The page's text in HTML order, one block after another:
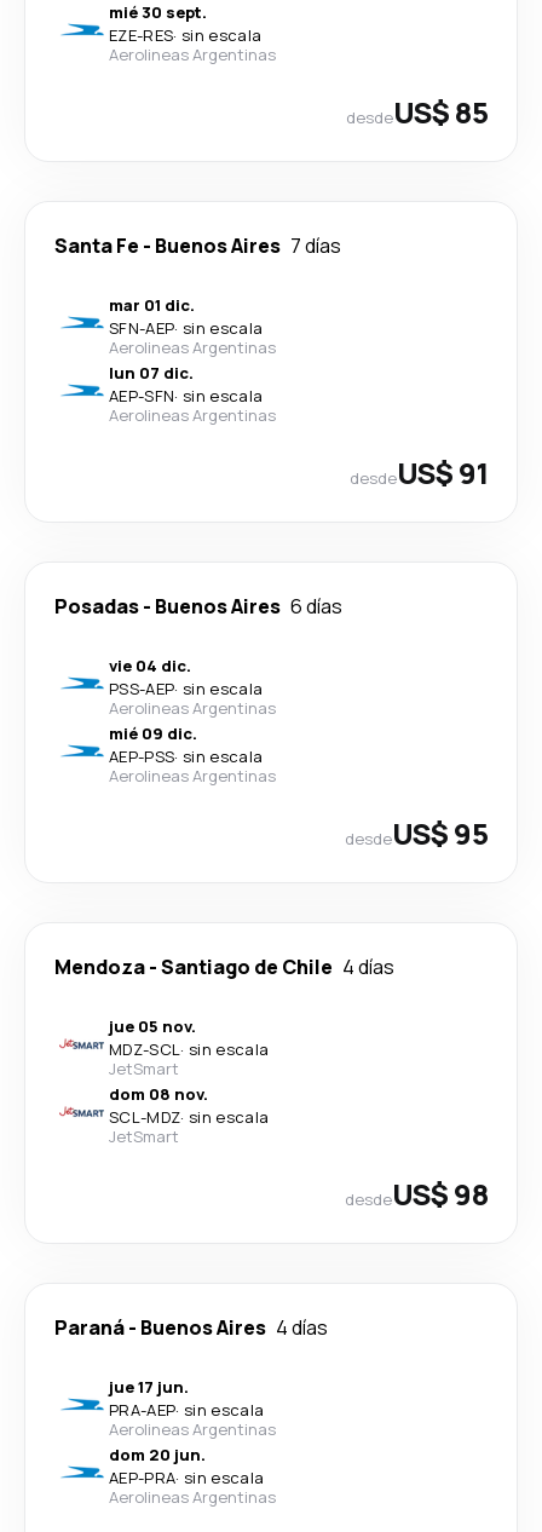
mié 30 sept.
EZE-RES· sin escala
Aerolineas Argentinas
desdeUS$ 85
Santa Fe - Buenos Aires 7 días
mar 01 dic.
SFN-AEP· sin escala
Aerolineas Argentinas
lun 07 dic.
AEP-SFN· sin escala
Aerolineas Argentinas
desdeUS$ 91
Posadas- Buenos Aires 6 días
vie 04 dic.
PSS-AEP· sin escala
Aerolineas Argentinas
mié 09 dic.
AEP-PSS· sin escala
Aerolineas Argentinas
desdeUS$ 95
Mendoza-Santiago de Chile 4 días
jue 05 nov.
MDZ-SCL· sin escala
JetSmart
dom 08 nov.
SCL-MDZ· sin escala
JetSmart
desdeUS$ 98
Paraná- Buenos Aires 4 días
jue 17 jun.
PRA-AEP· sin escala
Aerolineas Argentinas
dom 20 jun.
AEP-PRA· sin escala
Aerolineas Argentinas